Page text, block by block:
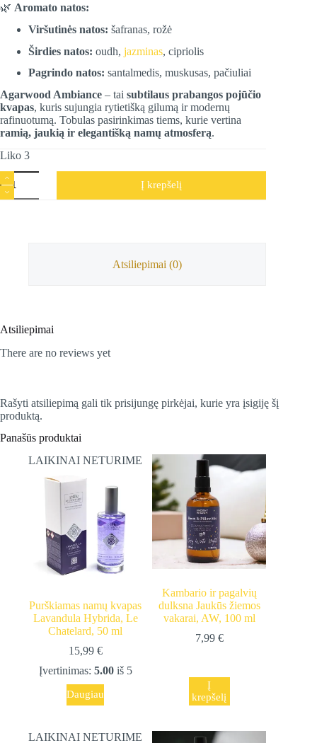
🌿 Aromato natos:
Viršutinės natos: šafranas, rožė
Širdies natos: oudh, jazminas, cipriolis
Pagrindo natos: santalmedis, muskusas, pačiuliai
Agarwood Ambiance – tai subtilaus prabangos pojūčio
kvapas, kuris sujungia rytietišką gilumą ir modernų
rafinuotumą. Tobulas pasirinkimas tiems, kurie vertina
ramią, jaukią ir elegantišką namų atmosferą.
Liko 3
produkto
kiekis:
Purškiamas
Į krepšelį
Atsiliepimai (0)
Atsiliepimai
There are no reviews yet
Rašyti atsiliepimą gali tik prisijungę pirkėjai, kurie yra įsigiję šį
produktą.
Panašūs produktai
LAIKINAI NETURIME
Purškiamas namų kvapas
Lavandula Hybrida, Le
Chatelard, 50 ml
15,99 €
Įvertinimas: 5.00iš 5
Daugiau
Kambario ir pagalvių
dulksna Jaukūs žiemos
vakarai, AW, 100 ml
7,99 €
Į
krepšelį
LAIKINAI NETURIME